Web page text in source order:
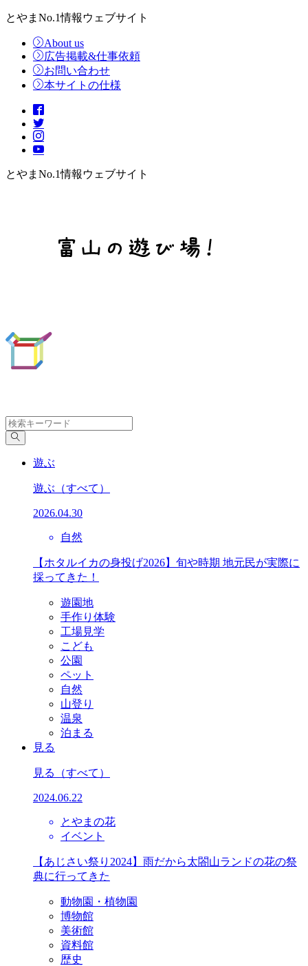
とやまNo.1情報ウェブサイト
About us
広告掲載&仕事依頼
お問い合わせ
本サイトの仕様
とやまNo.1情報ウェブサイト
遊ぶ
遊ぶ （すべて）
2026.04.30
自然
【ホタルイカの身投げ2026】旬や時期 地元民が実際に
採ってきた！
遊園地
手作り体験
工場見学
こども
公園
ペット
自然
山登り
温泉
泊まる
見る
見る （すべて）
2024.06.22
とやまの花
イベント
【あじさい祭り2024】雨だから太閤山ランドの花の祭
典に行ってきた
動物園・植物園
博物館
美術館
資料館
歴史